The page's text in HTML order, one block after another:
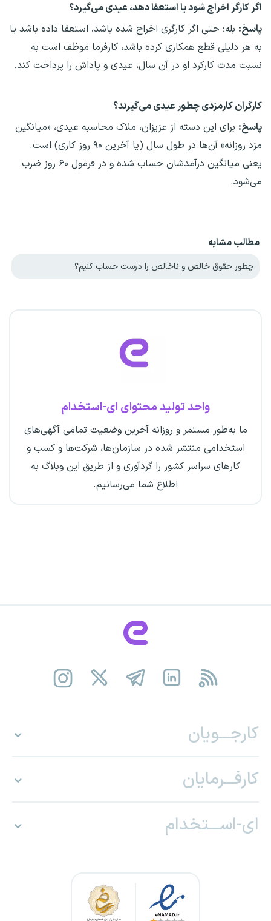
اگر کارگر اخراج شود یا استعفا دهد، عیدی می‌گیرد؟
پاسخ: بله؛ حتی اگر کارگری اخراج شده باشد، استعفا داده باشد یا
به هر دلیلی قطع همکاری کرده باشد، کارفرما موظف است به
نسبت مدت کارکرد او در آن سال، عیدی و پاداش را پرداخت کند.
کارگران کارمزدی چطور عیدی می‌گیرند؟
پاسخ: برای این دسته از عزیزان، ملاک محاسبه عیدی، «میانگین
مزد روزانه» آن‌ها در طول سال (یا آخرین ۹۰ روز کاری) است.
یعنی میانگین درآمدشان حساب شده و در فرمول ۶۰ روز ضرب
می‌شود.
مطالب مشابه
چطور حقوق خالص و ناخالص را درست حساب کنیم؟
واحد تولید محتوای ای-استخدام
ما به‌طور مستمر و روزانه آخرین وضعیت تمامی آگهی‌های
استخدامی منتشر شده در سازمان‌ها، شرکت‌ها و کسب و
کارهای سراسر کشور را گردآوری و از طریق این وبلاگ به
اطلاع شما می‌رسانیم.
کارجـــویان
کارفـــرمایان
ای-اســـتخدام